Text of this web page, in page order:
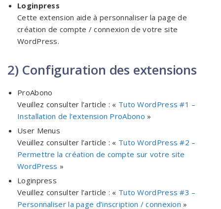
Loginpress
Cette extension aide à personnaliser la page de
création de compte / connexion de votre site
WordPress.
2) Configuration des extensions
ProAbono
Veuillez consulter l’article : « Tuto WordPress #1 –
Installation de l’extension ProAbono »
User Menus
Veuillez consulter l’article : « Tuto WordPress #2 –
Permettre la création de compte sur votre site
WordPress »
Loginpress
Veuillez consulter l’article : « Tuto WordPress #3 –
Personnaliser la page d’inscription / connexion »